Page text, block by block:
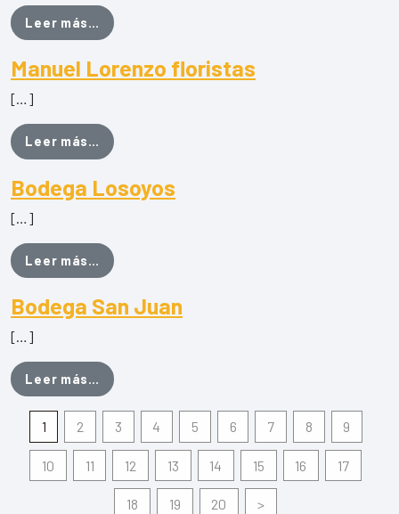
Leer más… from Anatura, La Casa de Las Semillas
Manuel Lorenzo floristas
[…]
Leer más… from Manuel Lorenzo floristas
Bodega Losoyos
[…]
Leer más… from Bodega Losoyos
Bodega San Juan
[…]
Leer más… from Bodega San Juan
1 2 3 4 5 6 7 8 9
10 11 12 13 14 15 16 17
18 19 20 >